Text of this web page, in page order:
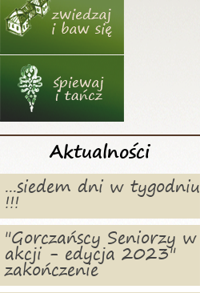
Aktualności
...siedem dni w tygodniu
!!!
"Gorczańscy Seniorzy w
akcji - edycja 2023"
zakończenie